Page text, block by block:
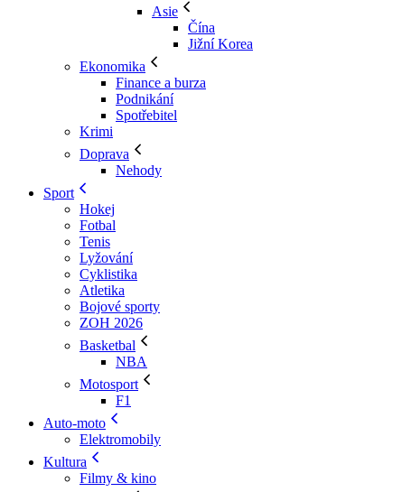
Asie
Čína
Jižní Korea
Ekonomika
Finance a burza
Podnikání
Spotřebitel
Krimi
Doprava
Nehody
Sport
Hokej
Fotbal
Tenis
Lyžování
Cyklistika
Atletika
Bojové sporty
ZOH 2026
Basketbal
NBA
Motosport
F1
Auto-moto
Elektromobily
Kultura
Filmy & kino